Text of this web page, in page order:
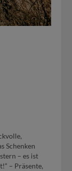
Schenken
– es ist
– Präsente,